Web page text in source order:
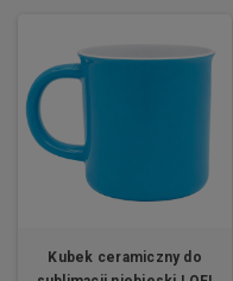
Kubek ceramiczny do